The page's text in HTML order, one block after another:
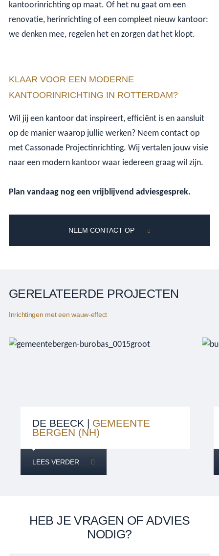
kantoorinrichting op maat. Of het nu gaat om een
renovatie, herinrichting of een compleet nieuw kantoor:
we denken mee, regelen het en zorgen dat het klopt.
KLAAR VOOR EEN MODERNE
KANTOORINRICHTING IN ROTTERDAM?
Wil jij een kantoor dat inspireert, efficiënt is en aansluit
op de manier waarop jullie werken? Neem contact op
met Cassonade Projectinrichting. Wij vertalen jouw visie
naar een modern kantoor waar iedereen graag wil zijn.
Plan vandaag nog een vrijblijvend adviesgesprek.
NEEM CONTACT OP
GERELATEERDE PROJECTEN
Inrichtingen met een wauw-effect
DE BEECK | GEMEENTE
BERGEN (NH)
LEES VERDER
HEB JE VRAGEN OF ADVIES
NODIG?